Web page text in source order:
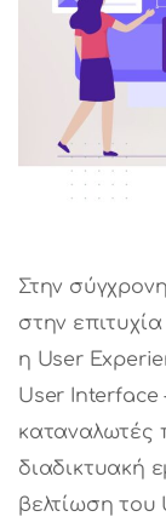
Στην
στην
η User
User Interface
καταναλωτές
διαδικτυακή
βελτίωση